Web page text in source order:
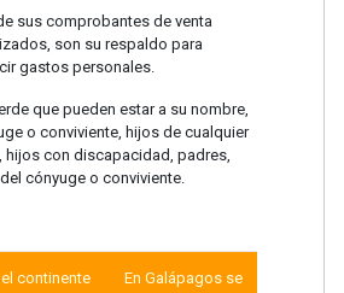
sus comprobantes de venta
son su respaldo para
gastos personales.
que pueden estar a su nombre,
o conviviente, hijos de cualquier
hijos con discapacidad, padres,
cónyuge o conviviente.
el continente
En Galápagos se